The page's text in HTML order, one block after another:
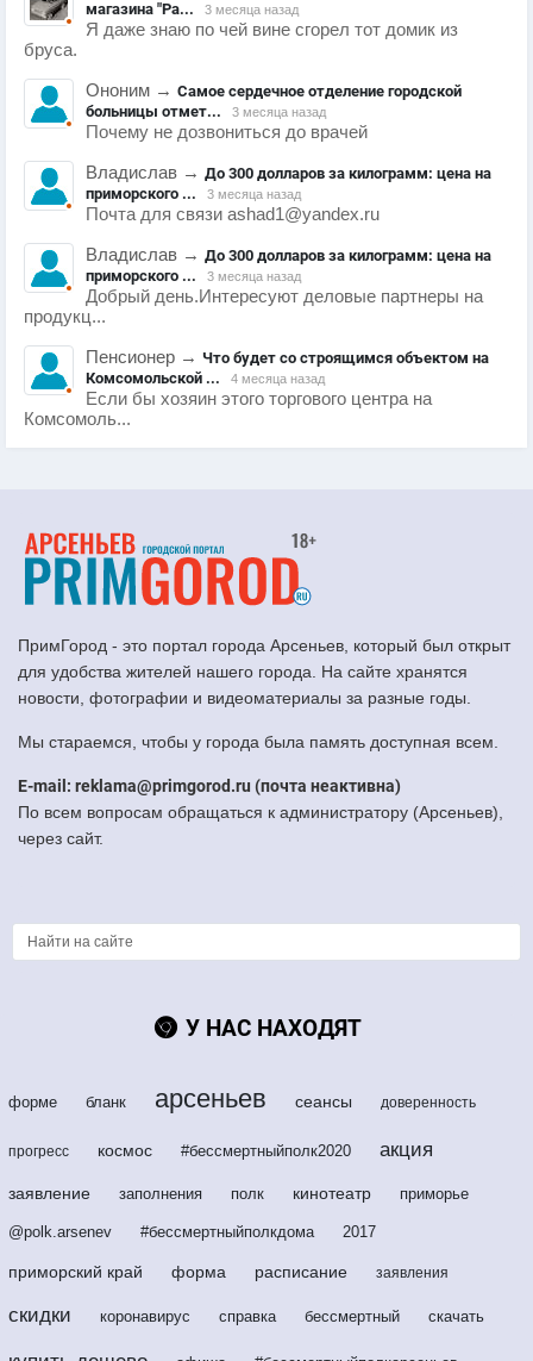
магазина "Ра...
3 месяца назад
Я даже знаю по чей вине сгорел тот домик из
бруса.
Ононим → Самое сердечное отделение городской
больницы отмет...
3 месяца назад
Почему не дозвониться до врачей
Владислав → До 300 долларов за килограмм: цена на
приморского ...
3 месяца назад
Почта для связи ashad1@yandex.ru
Владислав → До 300 долларов за килограмм: цена на
приморского ...
3 месяца назад
Добрый день.Интересуют деловые партнеры на
продукц...
Пенсионер → Что будет со строящимся объектом на
Комсомольской ...
4 месяца назад
Если бы хозяин этого торгового центра на
Комсомоль...
ПримГород - это портал города Арсеньев, который был открыт
для удобства жителей нашего города. На сайте хранятся
новости, фотографии и видеоматериалы за разные годы.
Мы стараемся, чтобы у города была память доступная всем.
E-mail: reklama@primgorod.ru (почта неактивна)
По всем вопросам обращаться к администратору (Арсеньев),
через сайт.
У НАС НАХОДЯТ
форме бланк арсеньев сеансы доверенность
прогресс космос #бессмертныйполк2020 акция
заявление заполнения полк кинотеатр приморье
@polk.arsenev #бессмертныйполкдома 2017
приморский край форма расписание заявления
скидки коронавирус справка бессмертный скачать